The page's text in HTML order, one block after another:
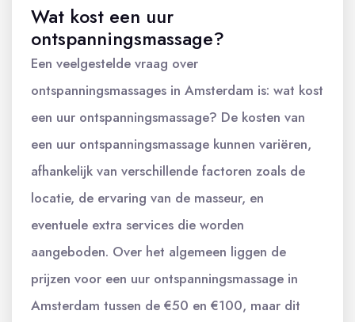
Wat kost een uur
ontspanningsmassage?
Een veelgestelde vraag over
ontspanningsmassages in Amsterdam is: wat kost
een uur ontspanningsmassage? De kosten van
een uur ontspanningsmassage kunnen variëren,
afhankelijk van verschillende factoren zoals de
locatie, de ervaring van de masseur, en
eventuele extra services die worden
aangeboden. Over het algemeen liggen de
prijzen voor een uur ontspanningsmassage in
Amsterdam tussen de €50 en €100, maar dit